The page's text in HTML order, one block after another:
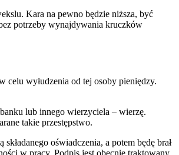
Kara na pewno będzie niższa, być
potrzeby wynajdywania kruczków
celu wyłudzenia od tej osoby pieniędzy.
lub innego wierzyciela – wierzę.
takie przestępstwo.
oświadczenia, a potem będę brał
w pracy. Podpis jest obecnie traktowany